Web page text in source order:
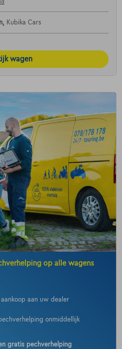
Kubika Cars
wagen
op alle wagens
aan uw dealer
onmiddellijk
gratis pechverhelping